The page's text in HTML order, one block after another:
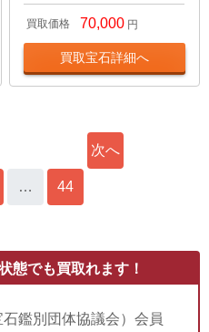
買取価格 70,000 円
買取宝石詳細へ
… 44
次へ
態でも買取れます！
鑑別団体協議会）会員